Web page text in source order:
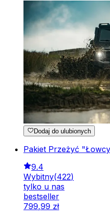
Dodaj do ulubionych
Pakiet Przeżyć
9.4
Wybitny(422)
tylko u nas
bestseller
799,99 zł